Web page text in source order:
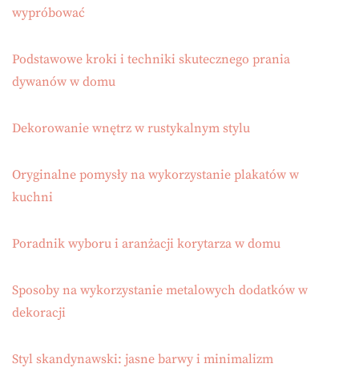
wypróbować
Podstawowe kroki i techniki skutecznego prania
dywanów w domu
Dekorowanie wnętrz w rustykalnym stylu
Oryginalne pomysły na wykorzystanie plakatów w
kuchni
Poradnik wyboru i aranżacji korytarza w domu
Sposoby na wykorzystanie metalowych dodatków w
dekoracji
Styl skandynawski: jasne barwy i minimalizm